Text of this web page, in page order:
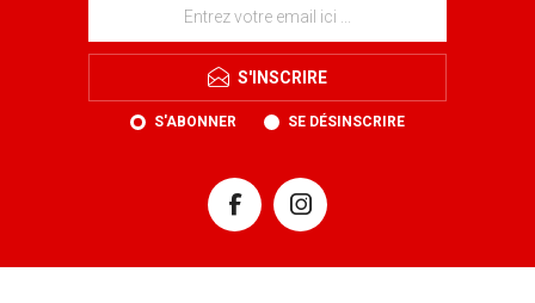
S'INSCRIRE
S'ABONNER SE DÉSINSCRIRE